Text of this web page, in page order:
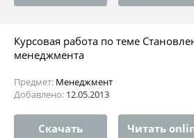
Курсовая работа по теме
менеджмента
Предмет: Менеджмент
Добавлено: 12.05.2013
Скачать Читать